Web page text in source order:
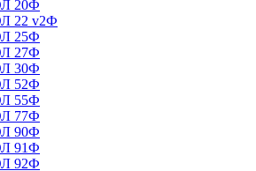
20Ф
22 v2Ф
25Ф
27Ф
30Ф
52Ф
55Ф
77Ф
90Ф
91Ф
92Ф